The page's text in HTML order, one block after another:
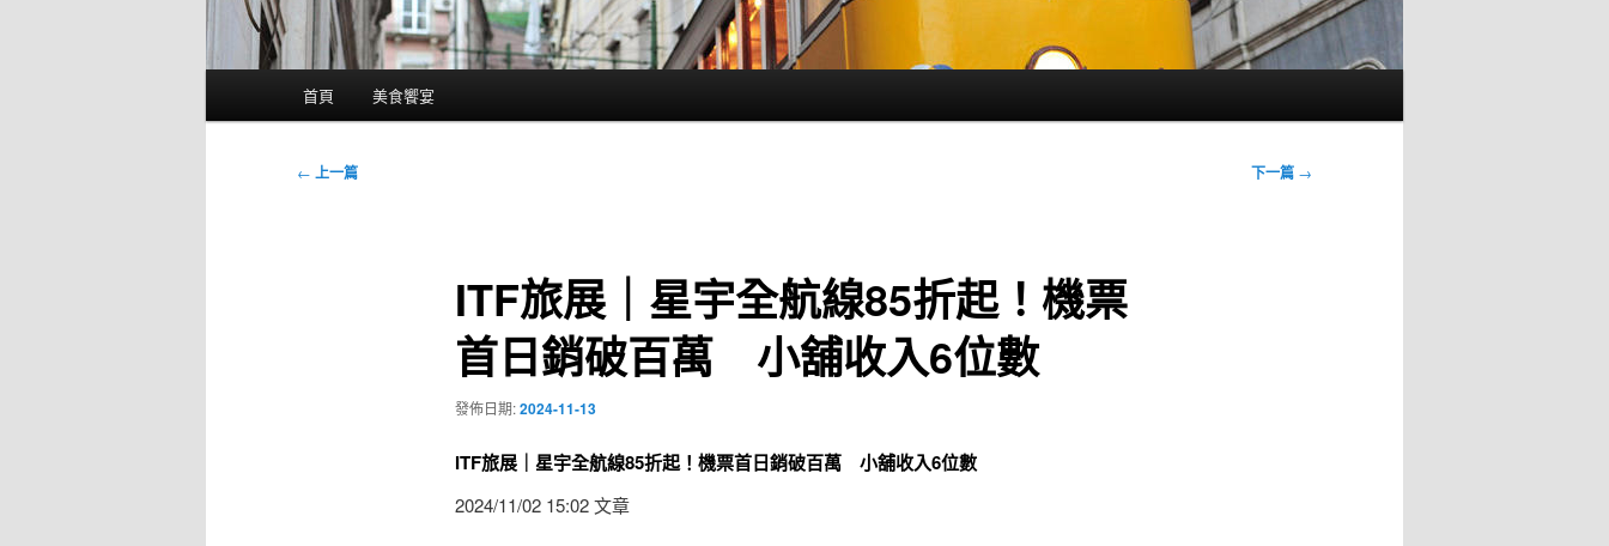
首頁 美食饗宴
文
← 上一篇 下一篇 →
ITF旅展｜星宇全航線85折起！機票
首日銷破百萬 小舖收入6位數
發佈日期:2024-11-13
ITF旅展｜星宇全航線85折起！機票首日銷破百萬 小舖收入6位數
2024/11/02 15:02 文章